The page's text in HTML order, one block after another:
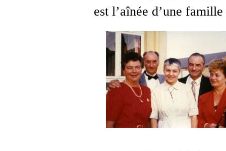
est l’aînée d’une